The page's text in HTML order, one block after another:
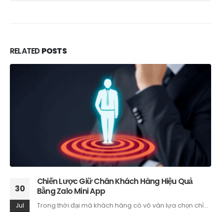
RELATEDPOSTS
31
Oct
Viref x Haravan – Hợp Tác Đẩy Mạnh Chuyển Đổi
Số Thương Mại Điện Tử
Ngày 16-10-2024 vừa qua, Viref và Haravan chính thức